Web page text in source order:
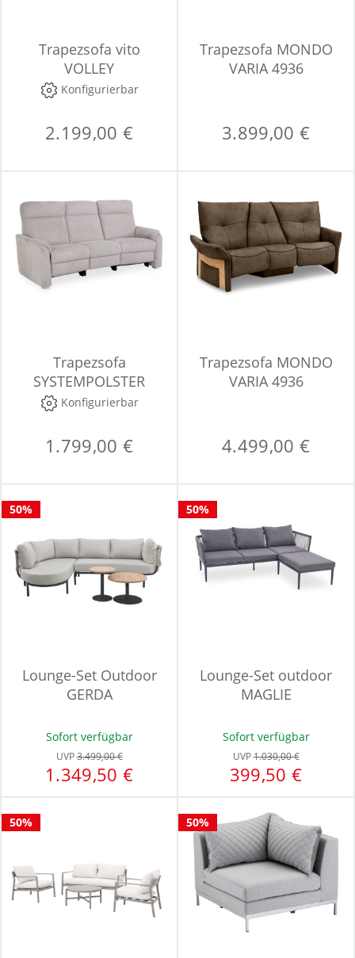
Trapezsofa vito
VOLLEY
Konfigurierbar
2.199,00 €
Trapezsofa MONDO
VARIA 4936
3.899,00 €
Trapezsofa
SYSTEMPOLSTER
PAULA
Konfigurierbar
1.799,00 €
Trapezsofa MONDO
VARIA 4936
4.499,00 €
50%
Lounge-Set Outdoor
GERDA
Sofort verfügbar
UVP3.499,00 €
1.349,50 €
50%
Lounge-Set outdoor
MAGLIE
Sofort verfügbar
UVP1.030,00 €
399,50 €
50% 50%